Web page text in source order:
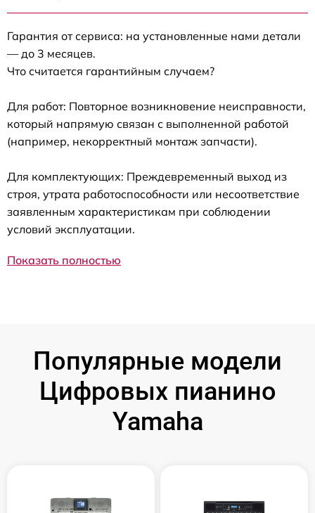
Гарантия от сервиса: на установленные нами детали
— до 3 месяцев.
Что считается гарантийным случаем?
Для работ: Повторное возникновение неисправности,
который напрямую связан с выполненной работой
(например, некорректный монтаж запчасти).
Для комплектующих: Преждевременный выход из
строя, утрата работоспособности или несоответствие
заявленным характеристикам при соблюдении
условий эксплуатации.
Показать полностью
Популярные модели
Цифровых пианино
Yamaha